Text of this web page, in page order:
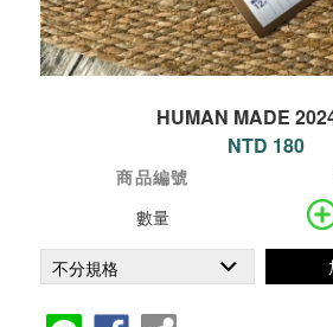
HUMAN MADE
NTD 180
商品編號
數量